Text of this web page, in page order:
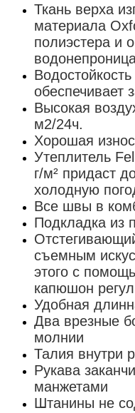
Ткань верха
материала
полиэстера и
обеспечивает
Высокая
м2/24ч.
Хорошая
Утеплитель
г/м² придаст
холодную
Все швы в
Подкладка из
съемным
этого с
капюшон
Удобная
Два врезные
молнии
Талия внутри
Рукава
манжетами
Штанины не